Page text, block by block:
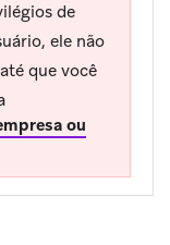
de
ele não
que você
ou